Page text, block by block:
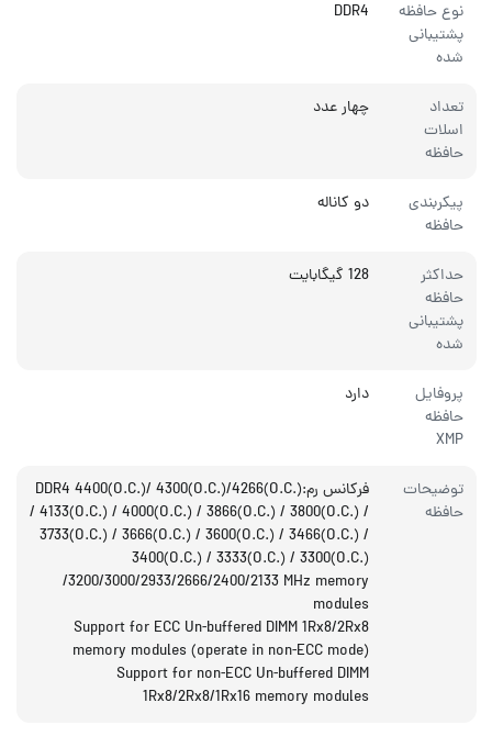
نوع حافظه
پشتیبانی
شده
DDR4
تعداد
اسلات
حافظه
چهار عدد
پیکربندی
حافظه
دو کاناله
حداکثر
حافظه
پشتیبانی
شده
128 گیگابایت
پروفایل
حافظه
XMP
دارد
توضیحات
حافظه
فرکانس رم:DDR4 4400(O.C.)/ 4300(O.C.)/4266(O.C.)
/ 4133(O.C.) / 4000(O.C.) / 3866(O.C.) / 3800(O.C.) /
3733(O.C.) / 3666(O.C.) / 3600(O.C.) / 3466(O.C.) /
3400(O.C.) / 3333(O.C.) / 3300(O.C.)
/3200/3000/2933/2666/2400/2133 MHz memory
modules
Support for ECC Un-buffered DIMM 1Rx8/2Rx8
memory modules (operate in non-ECC mode)
Support for non-ECC Un-buffered DIMM
1Rx8/2Rx8/1Rx16 memory modules